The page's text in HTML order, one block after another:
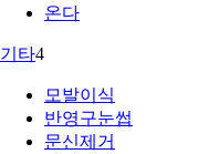
온다
기타4
모발이식
반영구눈썹
문신제거